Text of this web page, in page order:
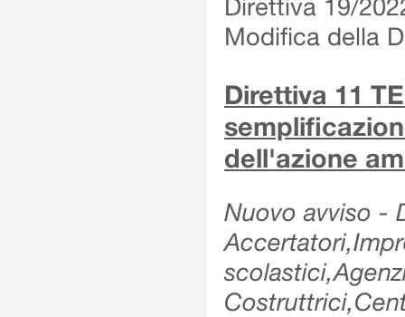
Direttiva 19/
Modifica della
Direttiva 11
dell'azione
Nuovo avviso -